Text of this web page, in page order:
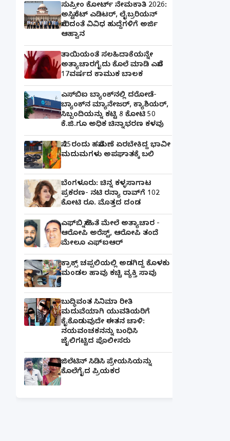
ಸುಪ್ರೀಂ ಕೋರ್ಟ್ ನೇಮಕಾತಿ 2026:
ಅಸಿಸ್ಟೆಂಟ್ ಎಡಿಟರ್, ಲೈಬ್ರರಿಯನ್
ಸೇರಿದಂತೆ ವಿವಿಧ ಹುದ್ದೆಗಳಿಗೆ ಅರ್ಜಿ
ಆಹ್ವಾನ
ತಾಯಿಯಂತೆ ಸಲಹಿದಾಕೆಯನ್ನೇ
ಅತ್ಯಾಚಾರಗೈದು ಕೊಲೆ ಮಾಡಿ ಎಸೆದ
17ವರ್ಷದ ಕಾಮುಕ ಬಾಲಕ
ಎಸ್‌ಬಿಐ ಬ್ಯಾಂಕ್‌ನಲ್ಲಿ‌ ದರೋಡೆ-
ಬ್ಯಾಂಕ್​ನ ಮ್ಯಾನೇಜರ್‌, ಕ್ಯಾಶಿಯರ್‌,
ಸಿಬ್ಬಂದಿಯನ್ನು ಕಟ್ಟಿ 8 ಕೋಟಿ 50
ಕೆ.ಜಿ.ಗೂ ಅಧಿಕ ಚಿನ್ನಾಭರಣ ಕಳವು
ಸೆ.25ರಂದು ಹಸೆಮಣೆ ಏರಬೇಕಿದ್ದ ಭಾವೀ
ಮದುಮಗಳು ಅಪಘಾತಕ್ಕೆ ಬಲಿ
ಬೆಂಗಳೂರು: ಚಿನ್ನ ಕಳ್ಳಸಾಗಾಟ
ಪ್ರಕರಣ- ನಟಿ ರನ್ಯಾ ರಾವ್‌ಗೆ 102
ಕೋಟಿ ರೂ. ಮೊತ್ತದ ದಂಡ
ಎಫ್‌ಬಿ ಸ್ನೇಹಿತೆ ಮೇಲೆ ಅತ್ಯಾಚಾರ -
ಆರೋಪಿ ಅರೆಸ್ಟ್, ಆರೋಪಿ ತಂದೆ
ಮೇಲೂ ಎಫ್ಐಆರ್
ಕ್ರಾಕ್ಸ್ ಚಪ್ಪಲಿಯಲ್ಲಿ ಅಡಗಿದ್ದ ಕೊಳಕು
ಮಂಡಲ ಹಾವು ಕಚ್ಚಿ ವ್ಯಕ್ತಿ ಸಾವು
ಬುದ್ಧಿವಂತ ಸಿನಿಮಾ ರೀತಿ
ಮದುವೆಯಾಗಿ ಯುವತಿಯರಿಗೆ
ಕೈಕೊಡುವುದೇ ಈತನ ಚಾಳಿ:
ನಯವಂಚಕನನ್ನು ಬಂಧಿಸಿ
ಜೈಲಿಗಟ್ಟಿದ ಪೊಲೀಸರು
ಜಿಲೆಟಿನ್ ಸಿಡಿಸಿ ಪ್ರೇಯಸಿಯನ್ನು
ಕೊಲೆಗೈದ ಪ್ರಿಯಕರ